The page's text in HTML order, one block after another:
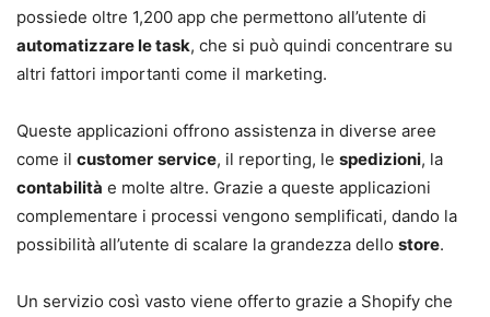
possiede oltre 1,200 app che permettono all’utente di
automatizzare le task, che si può quindi concentrare su
altri fattori importanti come il marketing.
Queste applicazioni offrono assistenza in diverse aree
come il customer service, il reporting, le spedizioni, la
contabilità e molte altre. Grazie a queste applicazioni
complementare i processi vengono semplificati, dando la
possibilità all’utente di scalare la grandezza dello store.
Un servizio così vasto viene offerto grazie a Shopify che